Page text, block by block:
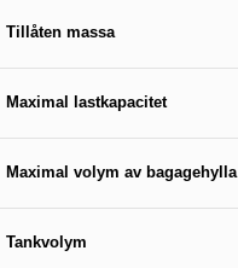
Tillåten massa
Maximal lastkapacitet
Maximal volym av bagagehylla
Tankvolym